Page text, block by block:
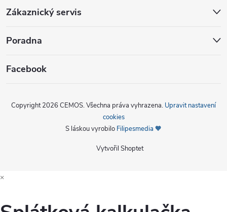
Zákaznický servis
Poradna
Facebook
Vytvořil Shoptet
Copyright 2026 CEMOS. Všechna práva vyhrazena. Upravit nastavení
cookies
S láskou vyrobilo Filipesmedia 🧡
×